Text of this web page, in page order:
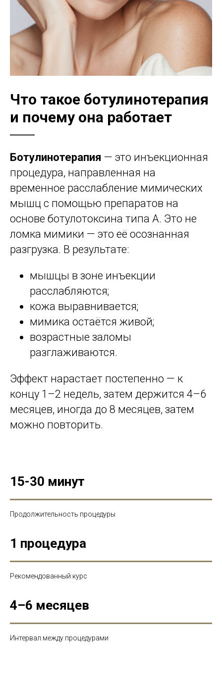
Что такое ботулинотерапия
и почему она работает
Ботулинотерапия — это инъекционная
процедура, направленная на
временное расслабление мимических
мышц с помощью препаратов на
основе ботулотоксина типа А. Это не
ломка мимики — это её осознанная
разгрузка. В результате:
мышцы в зоне инъекции
расслабляются;
кожа выравнивается;
мимика остаётся живой;
возрастные заломы
разглаживаются.
Эффект нарастает постепенно — к
концу 1–2 недель, затем держится 4–6
месяцев, иногда до 8 месяцев, затем
можно повторить.
15-30 минут
Продолжительность процедуры
1 процедура
Рекомендованный курс
4–6 месяцев
Интервал между процедурами